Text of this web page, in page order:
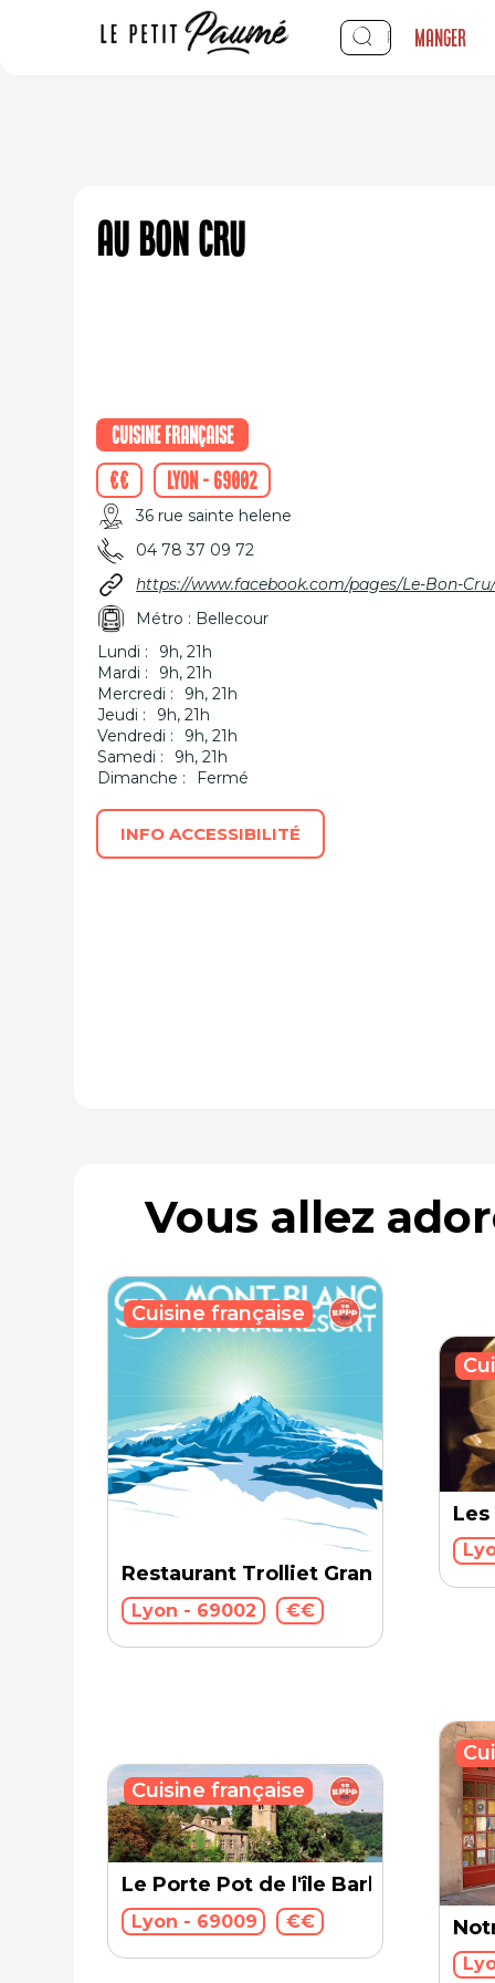
Manger
Au Bon Cru
Cuisine française
€€
Lyon - 69002
36 rue sainte helene
04 78 37 09 72
https://www.facebook.com/pages/Le-Bon-
Métro : Bellecour
Lundi :
9h, 21h
Mardi :
9h, 21h
Mercredi :
9h, 21h
Jeudi :
9h, 21h
Vendredi :
9h, 21h
Samedi :
9h, 21h
Dimanche :
Fermé
INFO ACCESSIBILITÉ
Vous allez
Restaurant Trolliet Grand Hotel Dieu
Lyon - 69002 €€
Cuisine française
Le Porte Pot de l'île Barbe
Lyon - 69009 €€
Cuisine française